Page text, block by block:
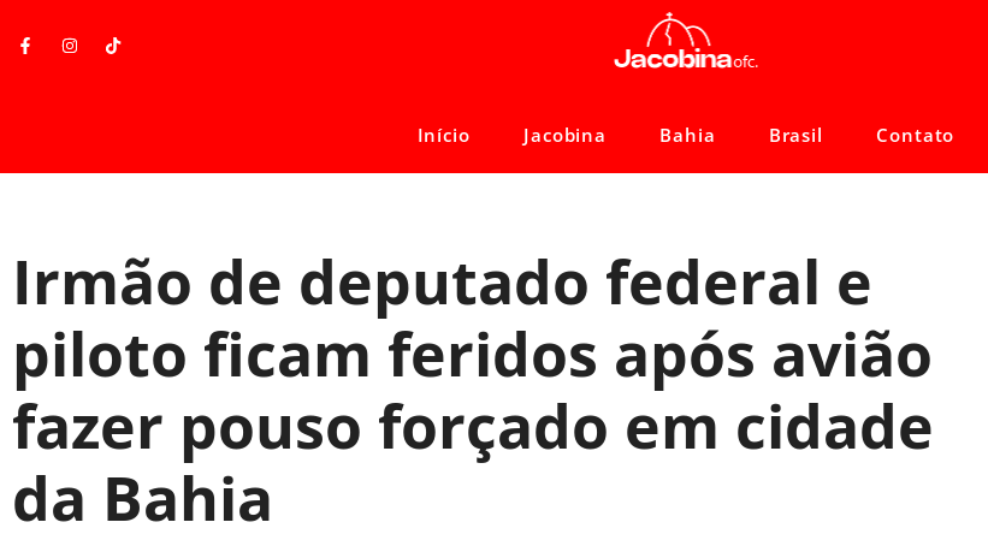
Início Jacobina Bahia Brasil Contato
Irmão de deputado federal e
piloto ficam feridos após avião
fazer pouso forçado em cidade
da Bahia